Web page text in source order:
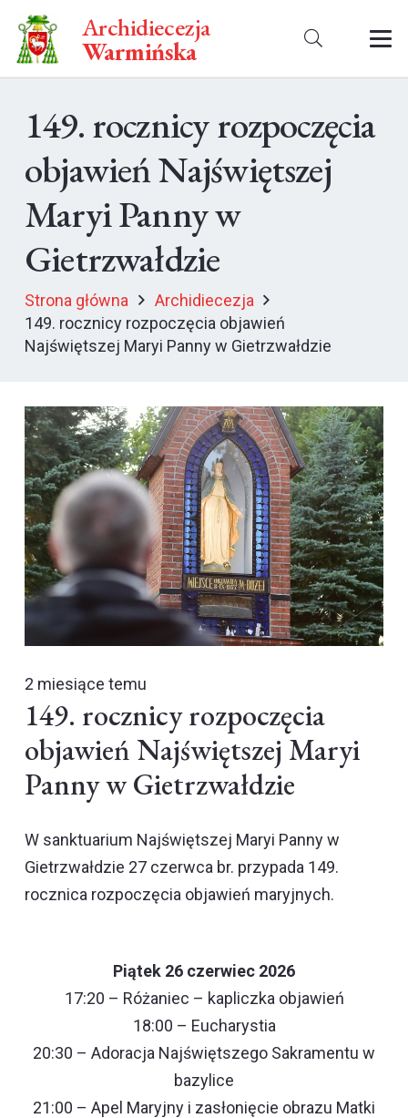
Archidiecezja
Warmińska
149. rocznicy rozpoczęcia
objawień Najświętszej
Maryi Panny w
Gietrzwałdzie
Strona główna
Archidiecezja
149. rocznicy rozpoczęcia objawień
Najświętszej Maryi Panny w Gietrzwałdzie
2 miesiące temu
149. rocznicy rozpoczęcia
objawień Najświętszej Maryi
Panny w Gietrzwałdzie
W sanktuarium Najświętszej Maryi Panny w
Gietrzwałdzie 27 czerwca br. przypada 149.
rocznica rozpoczęcia objawień maryjnych.
Piątek 26 czerwiec 2026
17:20 – Różaniec – kapliczka objawień
18:00 – Eucharystia
20:30 – Adoracja Najświętszego Sakramentu w
bazylice
21:00 – Apel Maryjny i zasłonięcie obrazu Matki